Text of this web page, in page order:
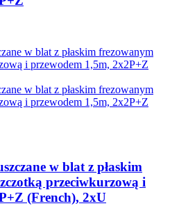
w blat z płaskim
przeciwkurzową i
(French), 2xU